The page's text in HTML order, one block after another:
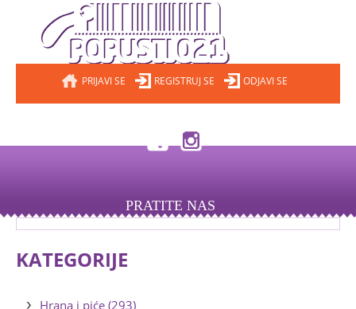
PRIJAVI SE REGISTRUJ SE ODJAVI SE
PRATITE NAS
KATEGORIJE
Hrana i piće (293)